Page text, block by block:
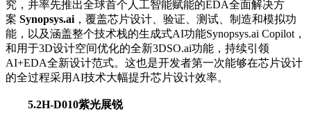
究，并率先推出全球首个人工智能赋能的EDA全面解决方
案 Synopsys.ai ，覆盖芯片设计、验证、测试、制造和模拟功
能，以及涵盖整个技术栈的生成式AI功能Synopsys.ai Copilot，
和用于3D设计空间优化的全新3DSO.ai功能，持续引领
AI+EDA全新设计范式。这也是开发者第一次能够在芯片设计
的全过程采用AI技术大幅提升芯片设计效率。
5.2H-D010紫光展锐